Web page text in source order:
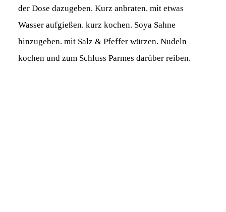
der Dose dazugeben. Kurz anbraten. mit etwas
Wasser aufgießen. kurz kochen. Soya Sahne
hinzugeben. mit Salz & Pfeffer würzen. Nudeln
kochen und zum Schluss Parmes darüber reiben.